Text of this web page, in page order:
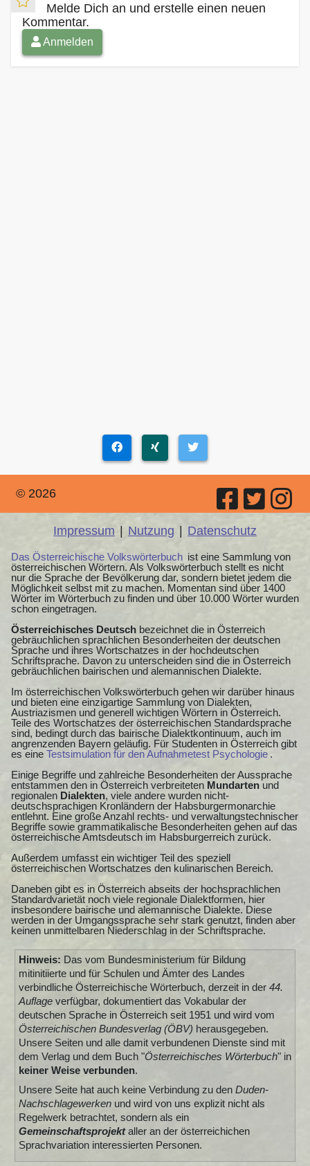
Melde Dich an und erstelle einen neuen
Kommentar.
Anmelden
© 2026
Impressum | Nutzung | Datenschutz
Das Österreichische Volkswörterbuch ist eine Sammlung von
österreichischen Wörtern. Als Volkswörterbuch stellt es nicht
nur die Sprache der Bevölkerung dar, sondern bietet jedem die
Möglichkeit selbst mit zu machen. Momentan sind über 1400
Wörter im Wörterbuch zu finden und über 10.000 Wörter wurden
schon eingetragen.
Österreichisches Deutsch bezeichnet die in Österreich
gebräuchlichen sprachlichen Besonderheiten der deutschen
Sprache und ihres Wortschatzes in der hochdeutschen
Schriftsprache. Davon zu unterscheiden sind die in Österreich
gebräuchlichen bairischen und alemannischen Dialekte.
Im österreichischen Volkswörterbuch gehen wir darüber hinaus
und bieten eine einzigartige Sammlung von Dialekten,
Austriazismen und generell wichtigen Wörtern in Österreich.
Teile des Wortschatzes der österreichischen Standardsprache
sind, bedingt durch das bairische Dialektkontinuum, auch im
angrenzenden Bayern geläufig. Für Studenten in Österreich gibt
es eine Testsimulation für den Aufnahmetest Psychologie .
Einige Begriffe und zahlreiche Besonderheiten der Aussprache
entstammen den in Österreich verbreiteten Mundarten und
regionalen Dialekten, viele andere wurden nicht-
deutschsprachigen Kronländern der Habsburgermonarchie
entlehnt. Eine große Anzahl rechts- und verwaltungstechnischer
Begriffe sowie grammatikalische Besonderheiten gehen auf das
österreichische Amtsdeutsch im Habsburgerreich zurück.
Außerdem umfasst ein wichtiger Teil des speziell
österreichischen Wortschatzes den kulinarischen Bereich.
Daneben gibt es in Österreich abseits der hochsprachlichen
Standardvarietät noch viele regionale Dialektformen, hier
insbesondere bairische und alemannische Dialekte. Diese
werden in der Umgangssprache sehr stark genutzt, finden aber
keinen unmittelbaren Niederschlag in der Schriftsprache.
Hinweis: Das vom Bundesministerium für Bildung
mitinitiierte und für Schulen und Ämter des Landes
verbindliche Österreichische Wörterbuch, derzeit in der 44.
Auflageverfügbar, dokumentiert das Vokabular der
deutschen Sprache in Österreich seit 1951 und wird vom
Österreichischen Bundesverlag (ÖBV) herausgegeben.
Unsere Seiten und alle damit verbundenen Dienste sind mit
dem Verlag und dem Buch "Österreichisches Wörterbuch" in
keiner Weise verbunden.
Unsere Seite hat auch keine Verbindung zu den Duden-
Nachschlagewerkenund wird von uns explizit nicht als
Regelwerk betrachtet, sondern als ein
Gemeinschaftsprojektaller an der österreichichen
Sprachvariation interessierten Personen.